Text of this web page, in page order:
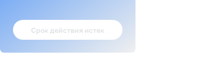
Срок действия истек